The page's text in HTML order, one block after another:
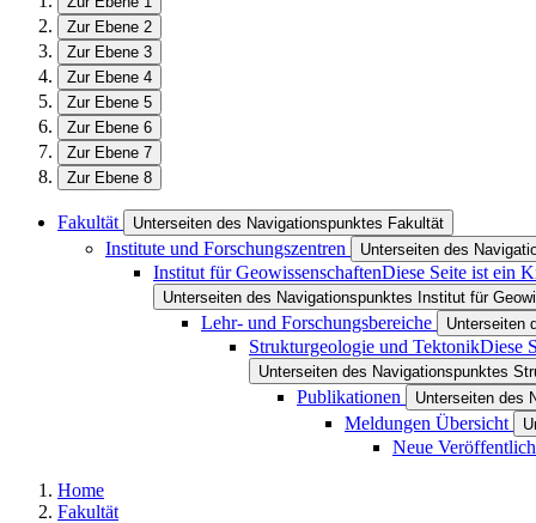
Zur Ebene 2
Zur Ebene 3
Zur Ebene 4
Zur Ebene 5
Zur Ebene 6
Zur Ebene 7
Zur Ebene 8
Fakultät Unterseiten des Navigationspunktes Fakultät
Institute und Forschungszentren Unterseiten des
Institut für GeowissenschaftenDiese Seite ist ein
Unterseiten des Navigationspunktes Institut für
Lehr- und Forschungsbereiche Unterseiten
Strukturgeologie und TektonikDiese
Unterseiten des Navigationspunktes
Publikationen Unterseiten des
Meldungen Übersicht
Neue
Home
Fakultät